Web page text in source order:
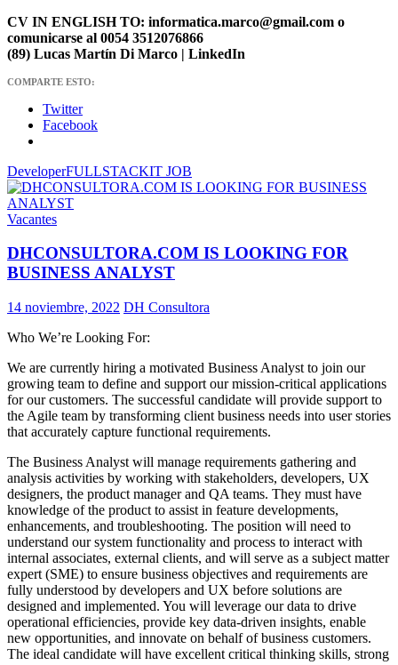
CV IN ENGLISH TO: informatica.marco@gmail.com o
comunicarse al 0054 3512076866
(89) Lucas Martín Di Marco | LinkedIn
COMPARTE ESTO:
Twitter
Facebook
DeveloperFULLSTACKIT JOB
Vacantes
DHCONSULTORA.COM IS LOOKING FOR
BUSINESS ANALYST
14 noviembre, 2022 DH Consultora
Who We’re Looking For:
We are currently hiring a motivated Business Analyst to join our
growing team to define and support our mission-critical applications
for our customers. The successful candidate will provide support to
the Agile team by transforming client business needs into user stories
that accurately capture functional requirements.
The Business Analyst will manage requirements gathering and
analysis activities by working with stakeholders, developers, UX
designers, the product manager and QA teams. They must have
knowledge of the product to assist in feature developments,
enhancements, and troubleshooting. The position will need to
understand our system functionality and process to interact with
internal associates, external clients, and will serve as a subject matter
expert (SME) to ensure business objectives and requirements are
fully understood by developers and UX before solutions are
designed and implemented. You will leverage our data to drive
operational efficiencies, provide key data-driven insights, enable
new opportunities, and innovate on behalf of business customers.
The ideal candidate will have excellent critical thinking skills, strong